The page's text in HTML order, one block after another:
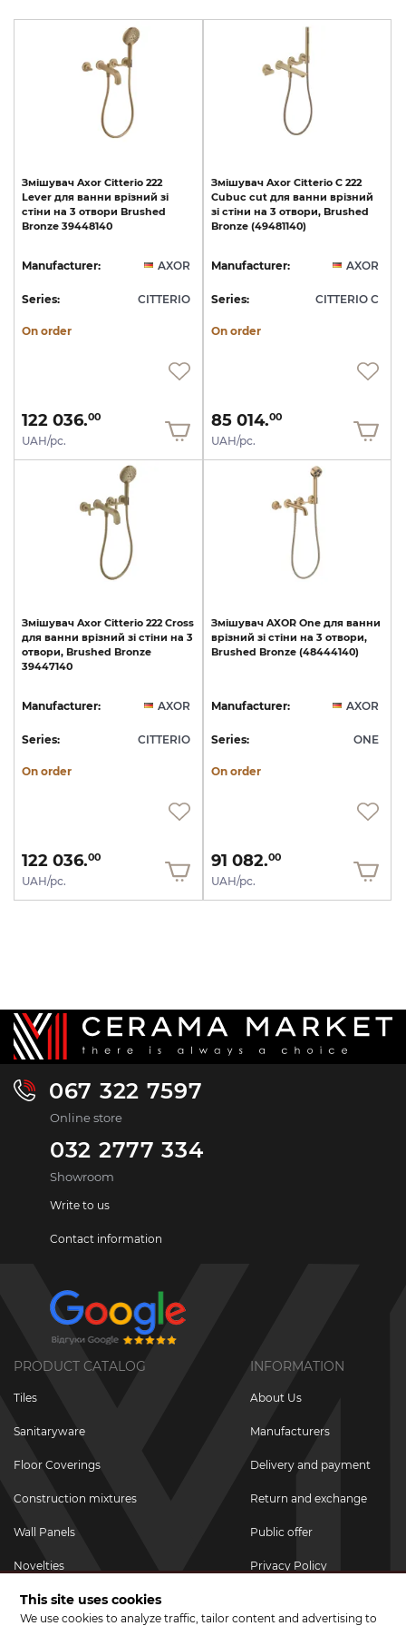
Змішувач Axor Citterio 222
Lever для ванни врізний зі
стіни на 3 отвори Brushed
Bronze 39448140
Manufacturer: AXOR
Series: CITTERIO
On order
122 036.00
UAH/pc.
Змішувач Axor Citterio C 222
Cubuc cut для ванни врізний
зі стіни на 3 отвори, Brushed
Bronze (49481140)
Manufacturer: AXOR
Series: CITTERIO C
On order
85 014.00
UAH/pc.
Змішувач Axor Citterio 222 Cross
для ванни врізний зі стіни на 3
отвори, Brushed Bronze
39447140
Manufacturer: AXOR
Series: CITTERIO
On order
122 036.00
UAH/pc.
Змішувач AXOR One для ванни
врізний зі стіни на 3 отвори,
Brushed Bronze (48444140)
Manufacturer: AXOR
Series: ONE
On order
91 082.00
UAH/pc.
067 322 7597
Online store
032 2777 334
Showroom
Write to us
Contact information
PRODUCT CATALOG
Tiles
Sanitaryware
Floor Coverings
Construction mixtures
Wall Panels
Novelties
Promotional goods
INFORMATION
About Us
Manufacturers
Delivery and payment
Return and exchange
Public offer
Privacy Policy
This site uses cookies
We use cookies to analyze traffic, tailor content and advertising to